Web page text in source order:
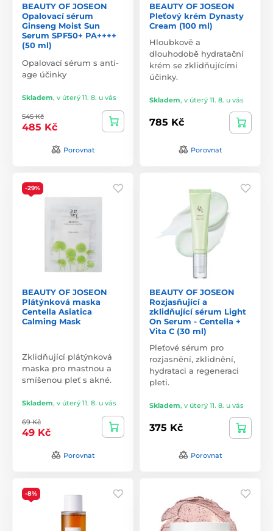
BEAUTY OF JOSEON
Opalovací sérum
Ginseng Moist Sun
Serum SPF50+ PA++++
(50 ml)
Opalovací sérum s anti-
age účinky
Skladem, v úterý 11. 8. u vás
545 Kč
485 Kč
Porovnat
BEAUTY OF JOSEON
Pleťový krém Dynasty
Cream (100 ml)
Hloubkově a
dlouhodobě hydratační
krém se zklidňujícími
účinky.
Skladem, v úterý 11. 8. u vás
785 Kč
Porovnat
-29%
BEAUTY OF JOSEON
Plátýnková maska
Centella Asiatica
Calming Mask
Zklidňující plátýnková
maska pro mastnou a
smíšenou pleť s akné.
Skladem, v úterý 11. 8. u vás
69 Kč
49 Kč
Porovnat
BEAUTY OF JOSEON
Rozjasňující a
zklidňující sérum Light
On Serum - Centella +
Vita C (30 ml)
Pleťové sérum pro
rozjasnění, zklidnění,
hydrataci a regeneraci
pleti.
Skladem, v úterý 11. 8. u vás
375 Kč
Porovnat
-8%